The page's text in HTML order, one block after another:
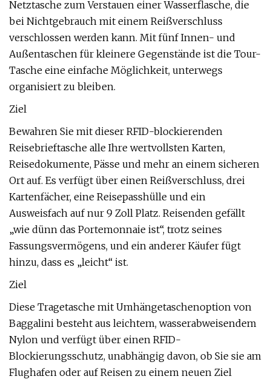
Netztasche zum Verstauen einer Wasserflasche, die
bei Nichtgebrauch mit einem Reißverschluss
verschlossen werden kann. Mit fünf Innen- und
Außentaschen für kleinere Gegenstände ist die Tour-
Tasche eine einfache Möglichkeit, unterwegs
organisiert zu bleiben.
Ziel
Bewahren Sie mit dieser RFID-blockierenden
Reisebrieftasche alle Ihre wertvollsten Karten,
Reisedokumente, Pässe und mehr an einem sicheren
Ort auf. Es verfügt über einen Reißverschluss, drei
Kartenfächer, eine Reisepasshülle und ein
Ausweisfach auf nur 9 Zoll Platz. Reisenden gefällt
„wie dünn das Portemonnaie ist“, trotz seines
Fassungsvermögens, und ein anderer Käufer fügt
hinzu, dass es „leicht“ ist.
Ziel
Diese Tragetasche mit Umhängetaschenoption von
Baggalini besteht aus leichtem, wasserabweisendem
Nylon und verfügt über einen RFID-
Blockierungsschutz, unabhängig davon, ob Sie sie am
Flughafen oder auf Reisen zu einem neuen Ziel